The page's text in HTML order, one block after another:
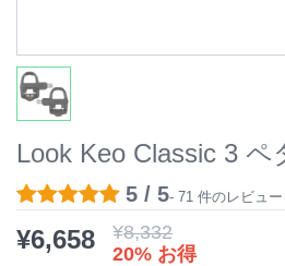
Look Keo Classic 3 ペ
5 / 5- 71 件のレビュ
¥6,658 ¥8,332
20% お得